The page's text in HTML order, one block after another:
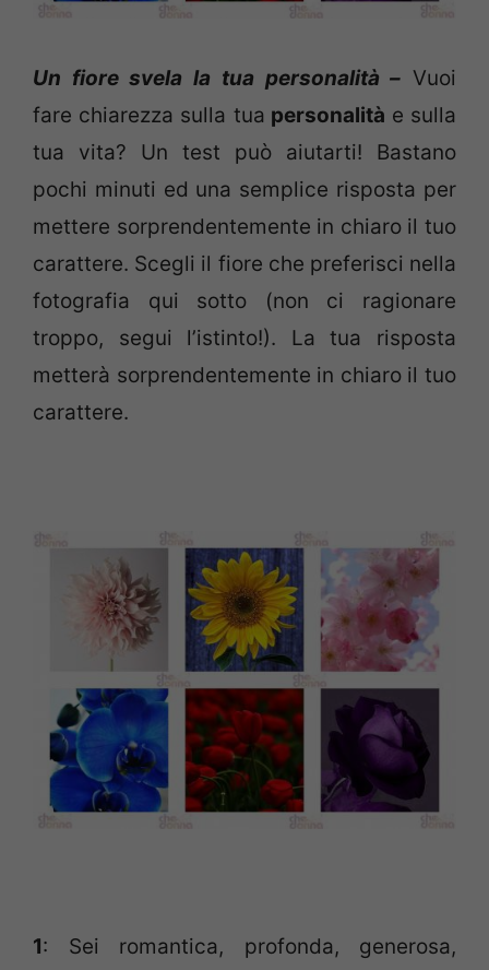
Un fiore svela la tua personalità – Vuoi
fare chiarezza sulla tua personalità e sulla
tua vita? Un test può aiutarti! Bastano
pochi minuti ed una semplice risposta per
mettere sorprendentemente in chiaro il tuo
carattere. Scegli il fiore che preferisci nella
fotografia qui sotto (non ci ragionare
troppo, segui l’istinto!). La tua risposta
metterà sorprendentemente in chiaro il tuo
carattere.
1: Sei romantica, profonda, generosa,